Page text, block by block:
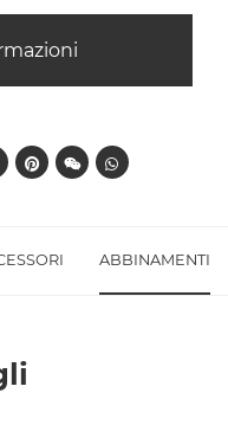
ABBINAMENTI
e accetto il